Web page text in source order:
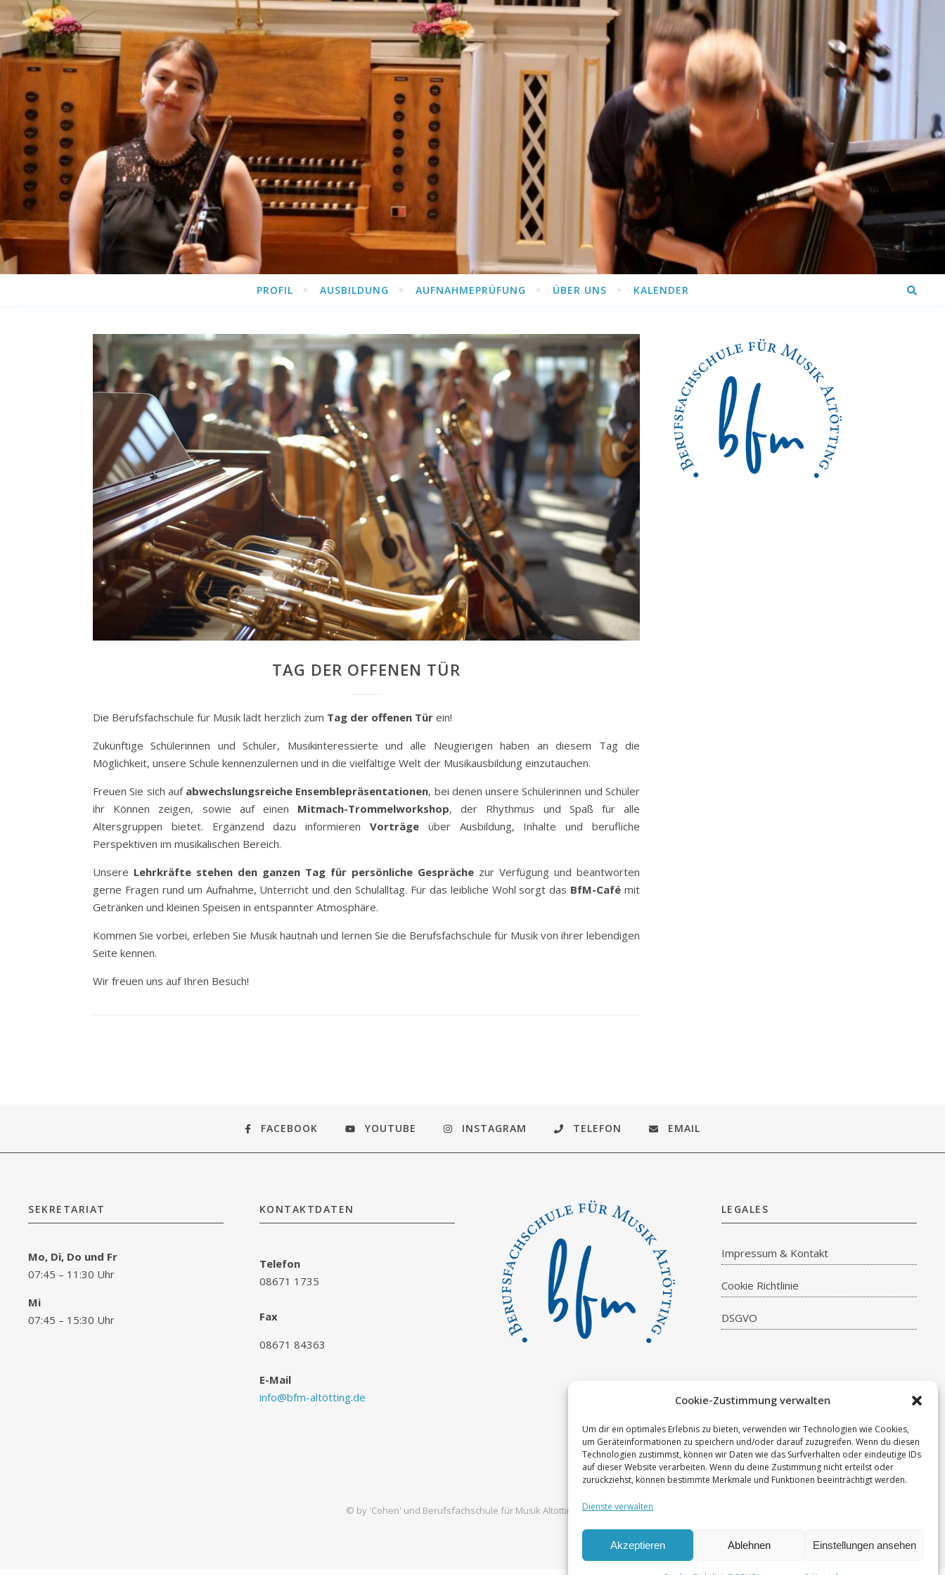
Cookie-Zustimmung verwalten
Um dir ein optimales Erlebnis zu bieten, verwenden wir Technologien wie Cookies,
um Geräteinformationen zu speichern und/oder darauf zuzugreifen. Wenn du diesen
Technologien zustimmst, können wir Daten wie das Surfverhalten oder eindeutige IDs
auf dieser Website verarbeiten. Wenn du deine Zustimmung nicht erteilst oder
zurückziehst, können bestimmte Merkmale und Funktionen beeinträchtigt werden.
Dienste verwalten
Akzeptieren Ablehnen Einstellungen ansehen
PROFIL AUSBILDUNG AUFNAHMEPRÜFUNG ÜBER UNS KALENDER
TAG DER OFFENEN TÜR
Die Berufsfachschule für Musik lädt herzlich zum Tag der offenen Tür ein!
Zukünftige Schülerinnen und Schüler, Musikinteressierte und alle Neugierigen haben an diesem Tag die
Möglichkeit, unsere Schule kennenzulernen und in die vielfältige Welt der Musikausbildung einzutauchen.
Freuen Sie sich auf abwechslungsreiche Ensemblepräsentationen, bei denen unsere Schülerinnen und Schüler
ihr Können zeigen, sowie auf einen Mitmach-Trommelworkshop, der Rhythmus und Spaß für alle
Altersgruppen bietet. Ergänzend dazu informieren Vorträge über Ausbildung, Inhalte und berufliche
Perspektiven im musikalischen Bereich.
Unsere Lehrkräfte stehen den ganzen Tag für persönliche Gespräche zur Verfügung und beantworten
gerne Fragen rund um Aufnahme, Unterricht und den Schulalltag. Für das leibliche Wohl sorgt das BfM-Café mit
Getränken und kleinen Speisen in entspannter Atmosphäre.
Kommen Sie vorbei, erleben Sie Musik hautnah und lernen Sie die Berufsfachschule für Musik von ihrer lebendigen
Seite kennen.
Wir freuen uns auf Ihren Besuch!
FACEBOOK YOUTUBE INSTAGRAM TELEFON EMAIL
SEKRETARIAT
Mo, Di, Do und Fr
07:45 – 11:30 Uhr
Mi
07:45 – 15:30 Uhr
KONTAKTDATEN
Telefon
08671 1735
Fax
08671 84363
E-Mail
info@bfm-altötting.de
LEGALES
Impressum & Kontakt
Cookie Richtlinie
DSGVO
© by 'Cohen' und Berufsfachschule für Musik Altötting 2026